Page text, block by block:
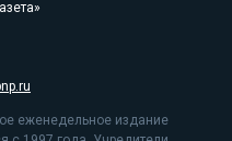
еженедельное издание